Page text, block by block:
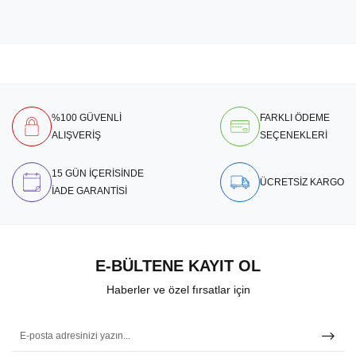
%100 GÜVENLİ
ALIŞVERİŞ
FARKLI ÖDEME
SEÇENEKLERİ
15 GÜN İÇERİSİNDE
İADE GARANTİSİ
ÜCRETSİZ KARGO
E-BÜLTENE KAYIT OL
Haberler ve özel fırsatlar için